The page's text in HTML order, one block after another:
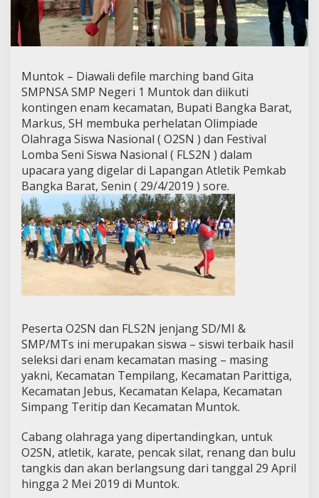
Muntok – Diawali defile marching band Gita
SMPNSA SMP Negeri 1 Muntok dan diikuti
kontingen enam kecamatan, Bupati Bangka Barat,
Markus, SH membuka perhelatan Olimpiade
Olahraga Siswa Nasional ( O2SN ) dan Festival
Lomba Seni Siswa Nasional ( FLS2N ) dalam
upacara yang digelar di Lapangan Atletik Pemkab
Bangka Barat, Senin ( 29/4/2019 ) sore.
Peserta O2SN dan FLS2N jenjang SD/MI &
SMP/MTs ini merupakan siswa – siswi terbaik hasil
seleksi dari enam kecamatan masing – masing
yakni, Kecamatan Tempilang, Kecamatan Parittiga,
Kecamatan Jebus, Kecamatan Kelapa, Kecamatan
Simpang Teritip dan Kecamatan Muntok.
Cabang olahraga yang dipertandingkan, untuk
O2SN, atletik, karate, pencak silat, renang dan bulu
tangkis dan akan berlangsung dari tanggal 29 April
hingga 2 Mei 2019 di Muntok.